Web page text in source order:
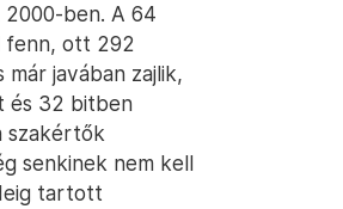
ben. A 64
fenn, ott 292
javában zajlik,
és 32 bitben
szakértők
senkinek nem kell
tartott